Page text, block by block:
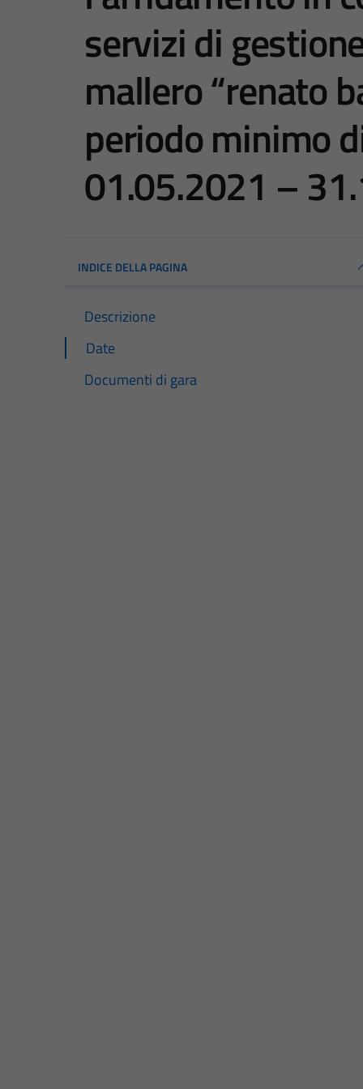
servizi di
mallero “renato
periodo minimo
01.05.2021 –
INDICE DELLA PAGINA
Descrizione
Date
Documenti di gara